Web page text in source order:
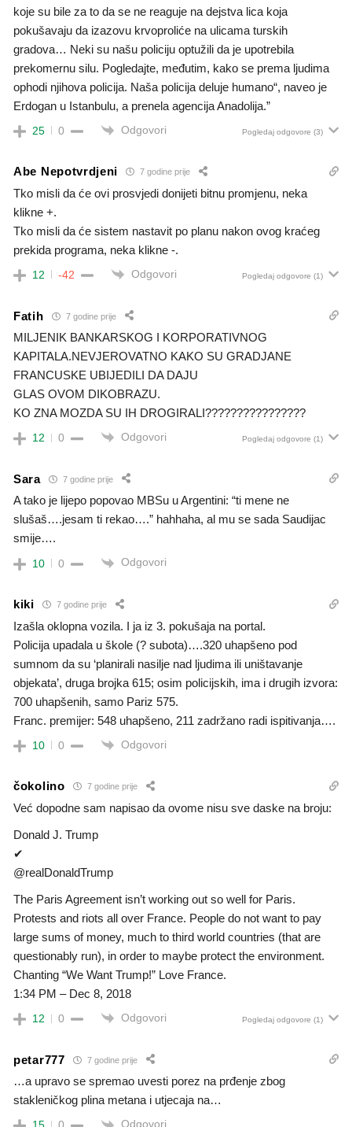
koje su bile za to da se ne reaguje na dejstva lica koja
pokušavaju da izazovu krvoproliće na ulicama turskih
gradova… Neki su našu policiju optužili da je upotrebila
prekomernu silu. Pogledajte, međutim, kako se prema ljudima
ophodi njihova policija. Naša policija deluje humano“, naveo je
Erdogan u Istanbulu, a prenela agencija Anadolija.”
25 0 Odgovori Pogledaj odgovore (3)
Abe Nepotvrdjeni 7 godine prije
Tko misli da će ovi prosvjedi donijeti bitnu promjenu, neka
klikne +.
Tko misli da će sistem nastavit po planu nakon ovog kraćeg
prekida programa, neka klikne -.
12 -42 Odgovori Pogledaj odgovore (1)
Fatih 7 godine prije
MILJENIK BANKARSKOG I KORPORATIVNOG
KAPITALA.NEVJEROVATNO KAKO SU GRADJANE
FRANCUSKE UBIJEDILI DA DAJU
GLAS OVOM DIKOBRAZU.
KO ZNA MOZDA SU IH DROGIRALI????????????????
12 0 Odgovori Pogledaj odgovore (1)
Sara 7 godine prije
A tako je lijepo popovao MBSu u Argentini: “ti mene ne
slušaš….jesam ti rekao….” hahhaha, al mu se sada Saudijac
smije….
10 0 Odgovori
kiki 7 godine prije
Izašla oklopna vozila. I ja iz 3. pokušaja na portal.
Policija upadala u škole (? subota)….320 uhapšeno pod
sumnom da su ‘planirali nasilje nad ljudima ili uništavanje
objekata’, druga brojka 615; osim policijskih, ima i drugih izvora:
700 uhapšenih, samo Pariz 575.
Franc. premijer: 548 uhapšeno, 211 zadržano radi ispitivanja….
10 0 Odgovori
čokolino 7 godine prije
Već dopodne sam napisao da ovome nisu sve daske na broju:
Donald J. Trump
✔
@realDonaldTrump
The Paris Agreement isn’t working out so well for Paris.
Protests and riots all over France. People do not want to pay
large sums of money, much to third world countries (that are
questionably run), in order to maybe protect the environment.
Chanting “We Want Trump!” Love France.
1:34 PM – Dec 8, 2018
12 0 Odgovori Pogledaj odgovore (1)
petar777 7 godine prije
…a upravo se spremao uvesti porez na prđenje zbog
stakleničkog plina metana i utjecaja na…
Odgovori